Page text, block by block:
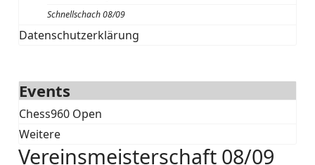
Schnellschach 08/09
Datenschutzerklärung
Events
Chess960 Open
Weitere
Vereinsmeisterschaft 08/09